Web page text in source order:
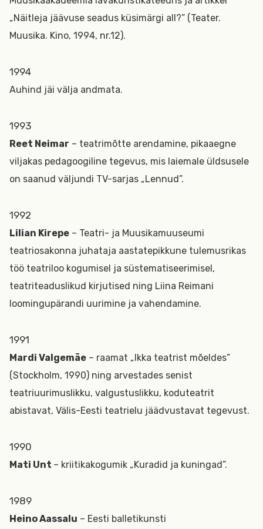
„Näitleja jäävuse seadus küsimärgi all?” (Teater.
Muusika. Kino, 1994, nr.12).
1994
Auhind jäi välja andmata.
1993
Reet Neimar – teatrimõtte arendamine, pikaaegne
viljakas pedagoogiline tegevus, mis laiemale üldsusele
on saanud väljundi TV-sarjas „Lennud”.
1992
Lilian Kirepe – Teatri- ja Muusikamuuseumi
teatriosakonna juhataja aastatepikkune tulemusrikas
töö teatriloo kogumisel ja süstematiseerimisel,
teatriteaduslikud kirjutised ning Liina Reimani
loomingupärandi uurimine ja vahendamine.
1991
Mardi Valgemäe – raamat „Ikka teatrist mõeldes”
(Stockholm, 1990) ning arvestades senist
teatriuurimuslikku, valgustuslikku, koduteatrit
abistavat, Välis-Eesti teatrielu jäädvustavat tegevust.
1990
Mati Unt – kriitikakogumik „Kuradid ja kuningad”.
1989
Heino Aassalu – Eesti balletikunsti